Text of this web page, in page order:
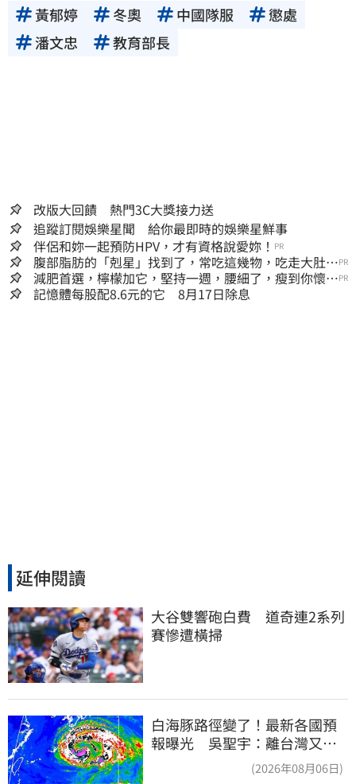
黃郁婷 冬奧 中國隊服
懲處
潘文忠
教育部長
改版大回饋 熱門3C大獎接力送
追蹤訂閱娛樂星聞 給你最即時的娛樂星鮮事
伴侶和妳一起預防HPV，才有資格說愛妳！ PR
腹部脂肪的「剋星」找到了，常吃這幾物，吃走大肚
囊，瘦出小蠻腰
PR
減肥首選，檸檬加它，堅持一週，腰細了，瘦到你懷疑
人生
PR
記憶體每股配8.6元的它 8月17日除息
延伸閱讀
大谷雙響砲白費　道奇連2系列
賽慘遭橫掃
白海豚路徑變了！最新各國預
報曝光 吳聖宇：離台灣又更
(2026年08月06日)